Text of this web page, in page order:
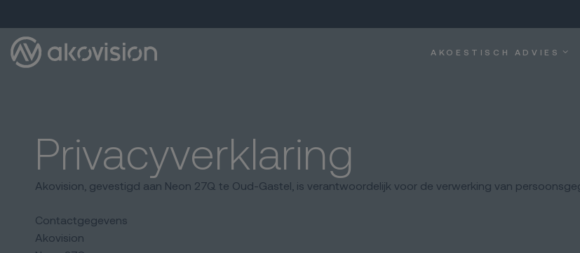
AKOESTISCH ADVIES
Privacyverklaring
Akovision, gevestigd aan Neon 27Q te Oud-Gastel, is verantwoordelijk voor de verwerking van
Contactgegevens
Akovision